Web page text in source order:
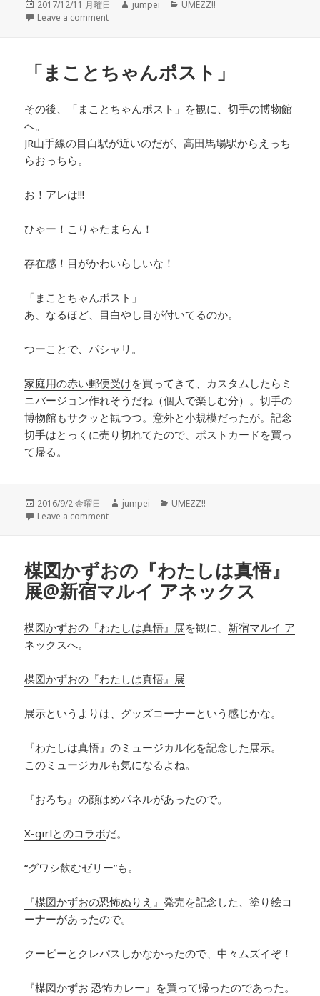
投
稿
2017/12/11 月曜日
作
jumpei
カ
UMEZZ!!
Leave a comment
「まことちゃんポスト」
その後、「まことちゃんポスト」を観に、切手の博物館
へ。
JR山手線の目白駅が近いのだが、高田馬場駅からえっち
らおっちら。
お！アレは!!!
ひゃー！こりゃたまらん！
存在感！目がかわいらしいな！
「まことちゃんポスト」
あ、なるほど、目白やし目が付いてるのか。
つーことで、パシャリ。
家庭用の赤い郵便受けを買ってきて、カスタムしたらミ
ニバージョン作れそうだね（個人で楽しむ分）。切手の
博物館もサクッと観つつ。意外と小規模だったが。記念
切手はとっくに売り切れてたので、ポストカードを買っ
て帰る。
投
稿
2016/9/2 金曜日
作
jumpei
カ
UMEZZ!!
Leave a comment
楳図かずおの『わたしは真悟』
展@新宿マルイ アネックス
楳図かずおの『わたしは真悟』展を観に、 新宿マルイ ア
ネックスへ。
楳図かずおの『わたしは真悟』展
展示というよりは、グッズコーナーという感じかな。
『わたしは真悟』のミュージカル化を記念した展示。
このミュージカルも気になるよね。
『おろち』の顔はめパネルがあったので。
X-girlとのコラボだ。
“グワシ飲むゼリー”も。
『楳図かずおの恐怖ぬりえ』発売を記念した、塗り絵コ
ーナーがあったので。
クーピーとクレパスしかなかったので、中々ムズイぞ！
『楳図かずお 恐怖カレー』を買って帰ったのであった。